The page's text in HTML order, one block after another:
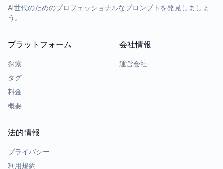
AI世代のためのプロフェッショナルなプロンプトを発見しましょ
う。
プラットフォーム
探索
タグ
料金
概要
会社情報
運営会社
法的情報
プライバシー
利用規約